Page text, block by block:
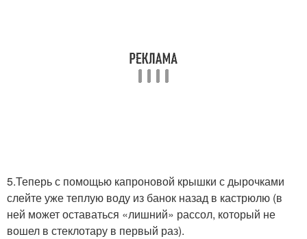
5.Теперь с помощью капроновой крышки с дырочками
слейте уже теплую воду из банок назад в кастрюлю (в
ней может оставаться «лишний» рассол, который не
вошел в стеклотару в первый раз).